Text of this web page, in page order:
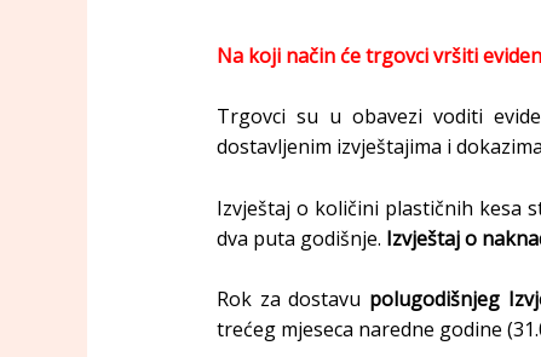
Na koji način će trgovci vršiti
Trgovci su u obavezi voditi
dostavljenim izvještajima i
Izvještaj o količini plastičnih kesa
dva puta godišnje. Izvještaj o
Rok za dostavu polugodišnjeg
trećeg mjeseca naredne godine